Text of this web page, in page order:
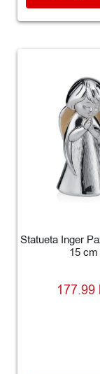
Statueta Inger
15 cm
177.99